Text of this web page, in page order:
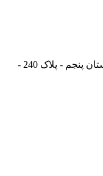
تهران - خیابان پاسداران - خیابان گلستان پنجم - پلاک 240 -